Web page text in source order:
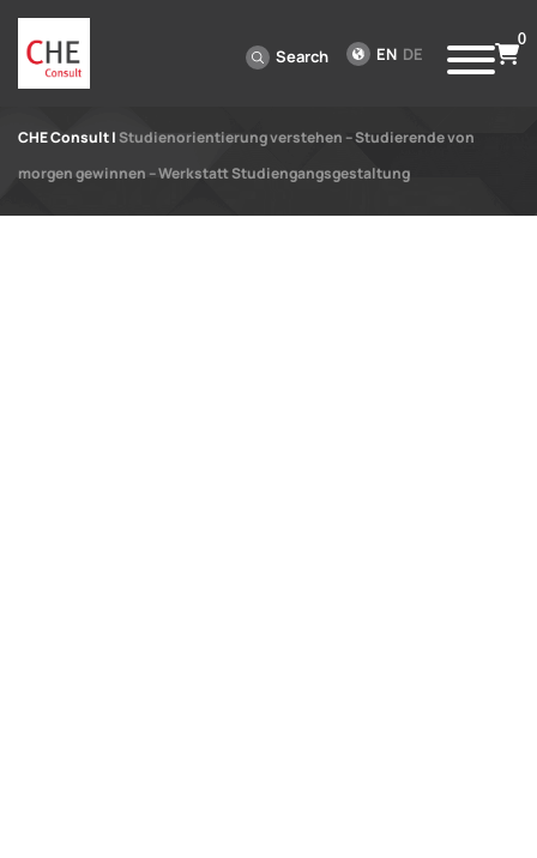
Search EN DE
0
CHE Consult|Studienorientierung verstehen – Studierende von
morgen gewinnen – Werkstatt Studiengangsgestaltung